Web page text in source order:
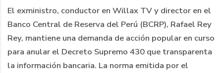
El exministro, conductor en Willax TV y director en el
Banco Central de Reserva del Perú (BCRP), Rafael Rey
Rey, mantiene una demanda de acción popular en curso
para anular el Decreto Supremo 430 que transparenta
la información bancaria. La norma emitida por el